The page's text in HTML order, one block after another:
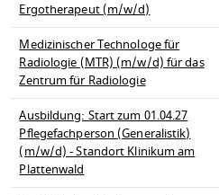
Ergotherapeut (m/w/d)
Medizinischer Technologe für
Radiologie (MTR) (m/w/d) für das
Zentrum für Radiologie
Ausbildung: Start zum 01.04.27
Pflegefachperson (Generalistik)
(m/w/d) - Standort Klinikum am
Plattenwald